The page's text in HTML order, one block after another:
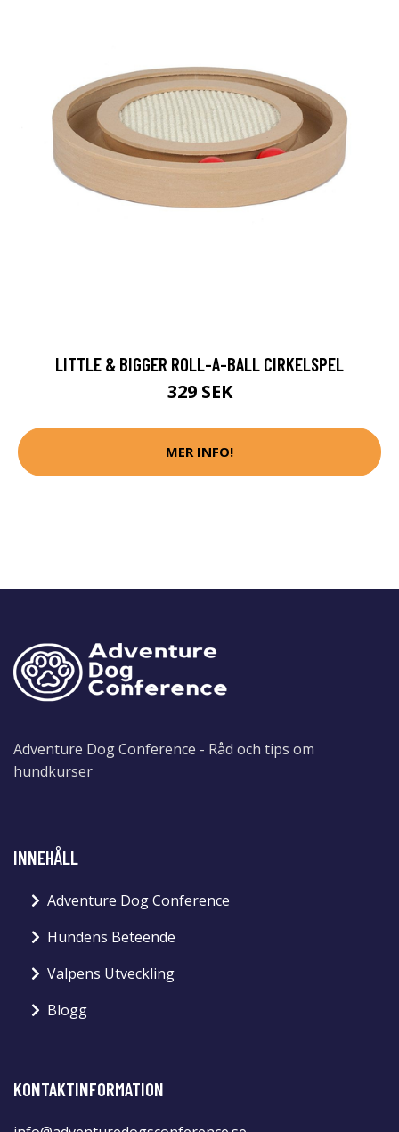
LITTLE & BIGGER ROLL-A-BALL CIRKELSPEL
329 SEK
MER INFO!
Adventure Dog Conference - Råd och tips om
hundkurser
INNEHÅLL
Adventure Dog Conference
Hundens Beteende
Valpens Utveckling
Blogg
KONTAKTINFORMATION